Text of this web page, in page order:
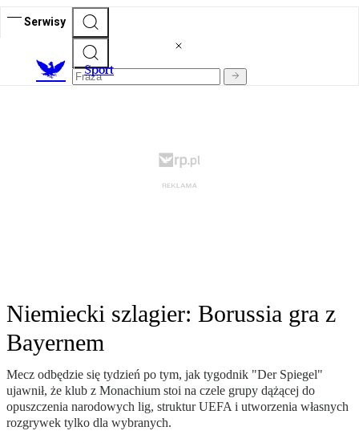
Serwisy
Sport
Niemiecki szlagier: Borussia gra z
Bayernem
Mecz odbędzie się tydzień po tym, jak tygodnik "Der Spiegel"
ujawnił, że klub z Monachium stoi na czele grupy dążącej do
opuszczenia narodowych lig, struktur UEFA i utworzenia własnych
rozgrywek tylko dla wybranych.